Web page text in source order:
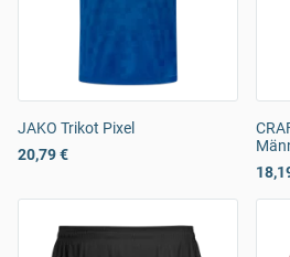
JAKO Trikot Pixel
20,79 €